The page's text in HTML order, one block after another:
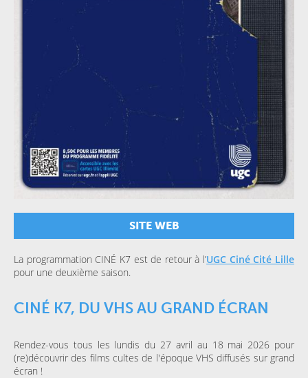
SITE WEB
La programmation CINÉ K7 est de retour à l’UGC Ciné Cité Lille
pour une deuxième saison.
CINÉ K7, DU VHS AU GRAND ÉCRAN
Rendez-vous tous les lundis du 27 avril au 18 mai 2026 pour
(re)découvrir des films cultes de l'époque VHS diffusés sur grand
écran !